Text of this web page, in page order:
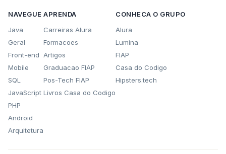
NAVEGUE
Java
Geral
Front-end
Mobile
SQL
JavaScript
PHP
Android
Arquitetura
APRENDA
Carreiras Alura
Formacoes
Artigos
Graduacao FIAP
Pos-Tech FIAP
Livros Casa do Codigo
CONHECA O GRUPO
Alura
Lumina
FIAP
Casa do Codigo
Hipsters.tech